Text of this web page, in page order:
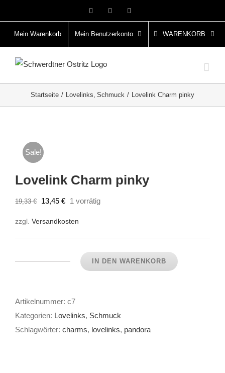
Inhalt
springen
FacebookInstagram
Mein Warenkorb Mein Benutzerkonto WARENKORB
Startseite Lovelinks Schmuck Lovelink Charm pinky
Sale!
Lovelink Charm pinky
19,33€
Ursprünglicher
13,45 €Aktueller
1 vorrätig
zzgl. Versandkosten
IN DEN WARENKORB
Artikelnummer: c7
Kategorien: Lovelinks, Schmuck
Schlagwörter: charms, lovelinks, pandora